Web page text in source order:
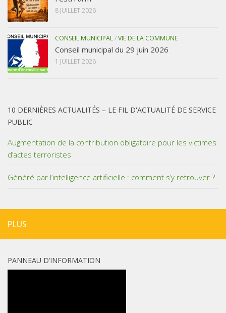
8 JUILLET 2026
CONSEIL MUNICIPAL/VIE DE LA COMMUNE
Conseil municipal du 29 juin 2026
1 JUILLET 2026
10 DERNIÈRES ACTUALITÉS – LE FIL D'ACTUALITÉ DE SERVICE
PUBLIC
Augmentation de la contribution obligatoire pour les victimes
d’actes terroristes
Généré par l’intelligence artificielle : comment s’y retrouver ?
PLUS
PANNEAU D’INFORMATION